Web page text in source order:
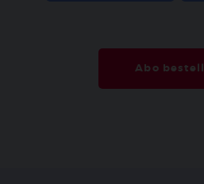
Abo